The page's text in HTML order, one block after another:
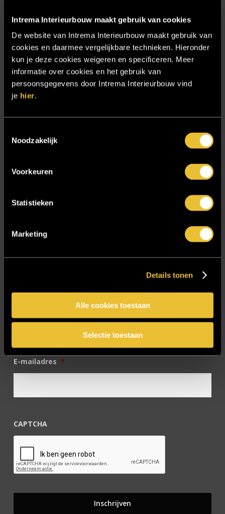
Intrema Interieurbouw maakt gebruik van cookies
De website van Intrema Interieurbouw maakt gebruik van
cookies en daarmee vergelijkbare technieken. Hieronder
kun je deze cookies weigeren en specificeren. Meer
informatie over cookies en het gebruik van
persoonsgegevens door Intrema Interieurbouw vind
je hier.
Noodzakelijk
Voorkeuren
Statistieken
Marketing
Details tonen
Alle cookies toestaan
Selectie toestaan
Particulier project: Luxueus Appartement
Particulier project: Luxueuze elegantie
Particulier project: Moderne Woonvilla
Particulier project: Stijlvolle Woonvilla
Particulier project: Woonvilla met exclusief maatwerk
Referenties
Samenwerken
Showroom
Trebbe MiddenWest
Twentsch Hooratelier
Vacature Allround monteur interieurbouwer
Zakelijk
E-mailadres *
CAPTCHA